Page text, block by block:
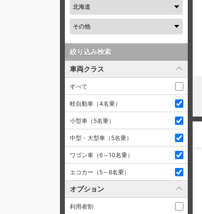
絞り込み検索
車両クラス
すべて
軽自動車（4名乗）
小型車（5名乗）
中型・大型車（5名乗）
ワゴン車（6～10名乗）
エコカー（5～8名乗）
オプション
利用者割